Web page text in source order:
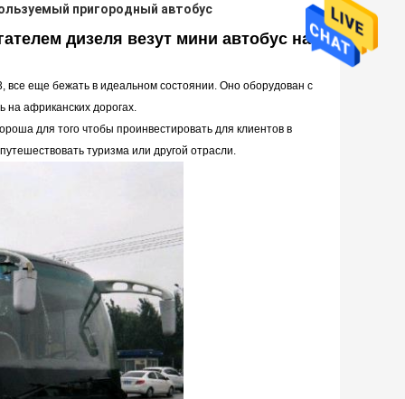
пригородный автобус
дизеля везут мини автобус на
все еще бежать в идеальном состоянии. Оно оборудован с
на африканских дорогах.
для того чтобы проинвестировать для клиентов в
туризма или другой отрасли.